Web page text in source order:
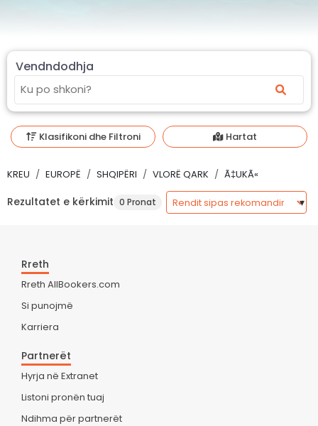
Vendndodhja
Klasifikoni dhe Filtroni Hartat
KREU EUROPË SHQIPËRI VLORË QARK Ã‡UKÃ«
Rezultatet e kërkimit 0 Pronat
Rreth
Rreth AllBookers.com
Si punojmë
Karriera
Partnerët
Hyrja në Extranet
Listoni pronën tuaj
Ndihma për partnerët